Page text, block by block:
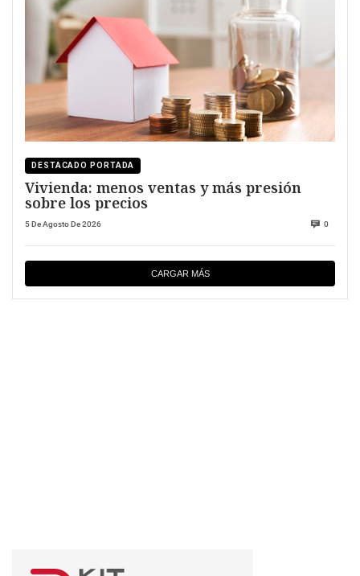
DESTACADO PORTADA
Vivienda: menos ventas y más presión
sobre los precios
5 De Agosto De 2026 0
CARGAR MÁS